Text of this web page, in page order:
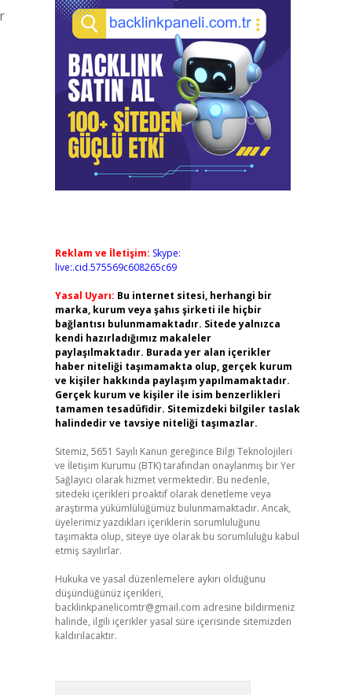
Reklam ve İletişim: Skype:
live:.cid.575569c608265c69
Yasal Uyarı: Bu internet sitesi, herhangi bir
marka, kurum veya şahıs şirketi ile hiçbir
bağlantısı bulunmamaktadır. Sitede yalnızca
kendi hazırladığımız makaleler
paylaşılmaktadır. Burada yer alan içerikler
haber niteliği taşımamakta olup, gerçek kurum
ve kişiler hakkında paylaşım yapılmamaktadır.
Gerçek kurum ve kişiler ile isim benzerlikleri
tamamen tesadüfidir. Sitemizdeki bilgiler taslak
halindedir ve tavsiye niteliği taşımazlar.
Sitemiz, 5651 Sayılı Kanun gereğince Bilgi Teknolojileri
ve İletişim Kurumu (BTK) tarafından onaylanmış bir Yer
Sağlayıcı olarak hizmet vermektedir. Bu nedenle,
sitedeki içerikleri proaktif olarak denetleme veya
araştırma yükümlülüğümüz bulunmamaktadır. Ancak,
üyelerimiz yazdıkları içeriklerin sorumluluğunu
taşımakta olup, siteye üye olarak bu sorumluluğu kabul
etmiş sayılırlar.
Hukuka ve yasal düzenlemelere aykırı olduğunu
düşündüğünüz içerikleri,
backlinkpanelicomtr@gmail.com adresine bildirmeniz
halinde, ilgili içerikler yasal süre içerisinde sitemizden
kaldırılacaktır.